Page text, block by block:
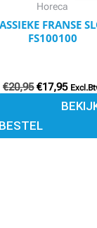
Horeca
FRANSE
FS100100
€20,95 €17,95
BESTEL
gekozen
worden
de